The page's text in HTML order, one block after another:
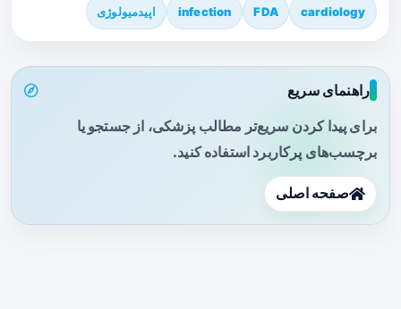
cardiology
FDA
infection اپیدمیولوژی
راهنمای سریع
برای پیدا کردن سریع‌تر مطالب پزشکی، از جستجو یا
برچسب‌های پرکاربرد استفاده کنید.
صفحه اصلی